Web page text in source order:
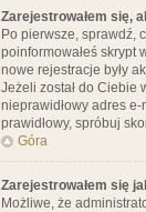
Zarejestrowałem się,
Po pierwsze, sprawdź,
poinformowałeś skrypt
nowe rejestracje były
Jeżeli został do Ciebie
nieprawidłowy adres
prawidłowy, spróbuj
Góra
Zarejestrowałem się
Możliwe, że